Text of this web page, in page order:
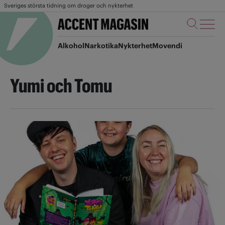
Sveriges största tidning om droger och nykterhet
AlkoholNarkotikaNykterhetMovendi
Yumi och Tomu